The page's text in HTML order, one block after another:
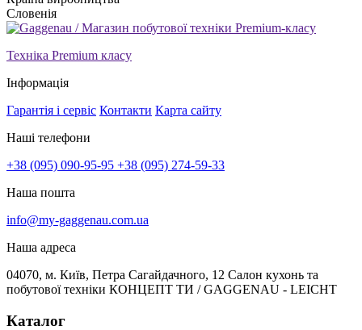
Словенія
Техніка Premium класу
Інформація
Гарантія і сервіс Контакти Карта сайту
Наші телефони
+38 (095) 090-95-95 +38 (095) 274-59-33
Наша пошта
info@my-gaggenau.com.ua
Наша адреса
04070, м. Київ, Петра Сагайдачного, 12 Салон кухонь та
побутової техніки КОНЦЕПТ ТИ / GAGGENAU - LEICHT
Каталог